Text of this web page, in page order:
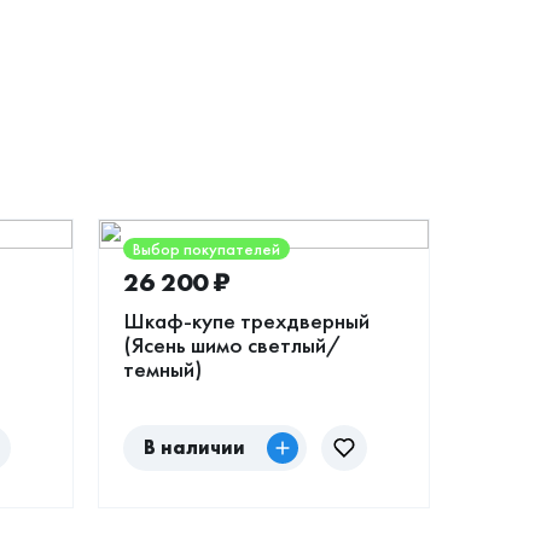
Выбор покупателей
26 200₽
Шкаф-купе трехдверный
(Ясень шимо светлый/
темный)
В наличии